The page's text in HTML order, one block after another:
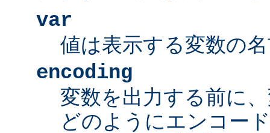
var
値は表示する変数の
encoding
変数を出力する前に
どのようにエンコー